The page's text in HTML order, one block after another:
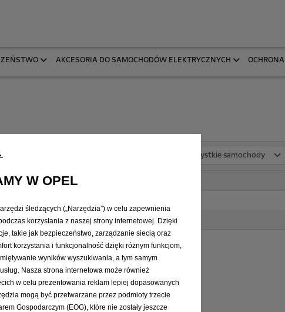
AKCESORIA DO SAMOCHODÓW ELEKTRYCZNYCH OCHRONA
Wszystkie samochody
1
W OPEL
śledzących („Narzędzia”) w celu zapewnienia
korzystania z naszej strony internetowej. Dzięki
takie jak bezpieczeństwo, zarządzanie siecią oraz
korzystania i funkcjonalność dzięki różnym funkcjom,
wyników wyszukiwania, a tym samym
Nasza strona internetowa może również
w celu prezentowania reklam lepiej dopasowanych
mogą być przetwarzane przez podmioty trzecie
Gospodarczym (EOG), które nie zostały jeszcze